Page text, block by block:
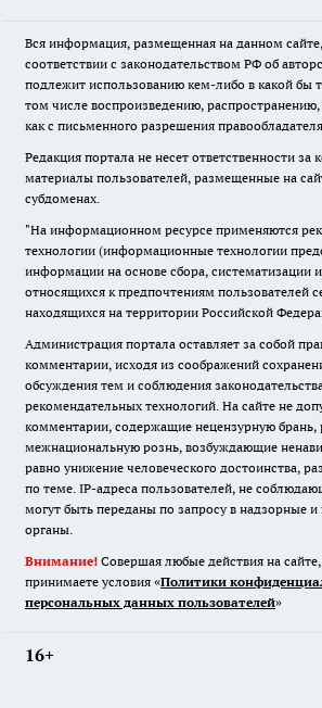
Вся информация, размещенная на данном сайте,
соответствии с законодательством РФ об
подлежит использованию кем-либо в какой бы
том числе воспроизведению, распространению,
как с письменного разрешения
Редакция портала не несет ответственности за
материалы пользователей, размещенные на
субдоменах.
"На информационном ресурсе применяются
технологии (информационные технологии
информации на основе сбора, систематизации
относящихся к предпочтениям пользователей
находящихся на территории Российской
Администрация портала оставляет за собой
комментарии, исходя из соображений
обсуждения тем и соблюдения
рекомендательных технологий. На сайте не
комментарии, содержащие нецензурную
межнациональную рознь, возбуждающие
равно унижение человеческого достоинства,
по теме. IP-адреса пользователей, не
могут быть переданы по запросу в надзорные
органы.
Внимание! Совершая любые действия на
принимаете условия «Политики
персональных данных пользователей»
16+